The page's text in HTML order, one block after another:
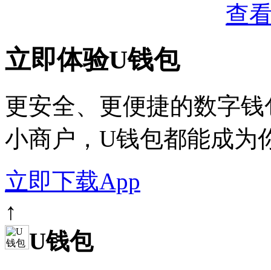
查
立即体验U钱包
更安全、更便捷的数
小商户，U钱包都能成
立即下载App
↑
U钱包